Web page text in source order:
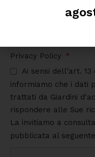
Privacy Policy
Ai sensi dell’art.
informiamo che i dati
trattati da Giardini
rispondere alle Sue
La invitiamo a
pubblicata al